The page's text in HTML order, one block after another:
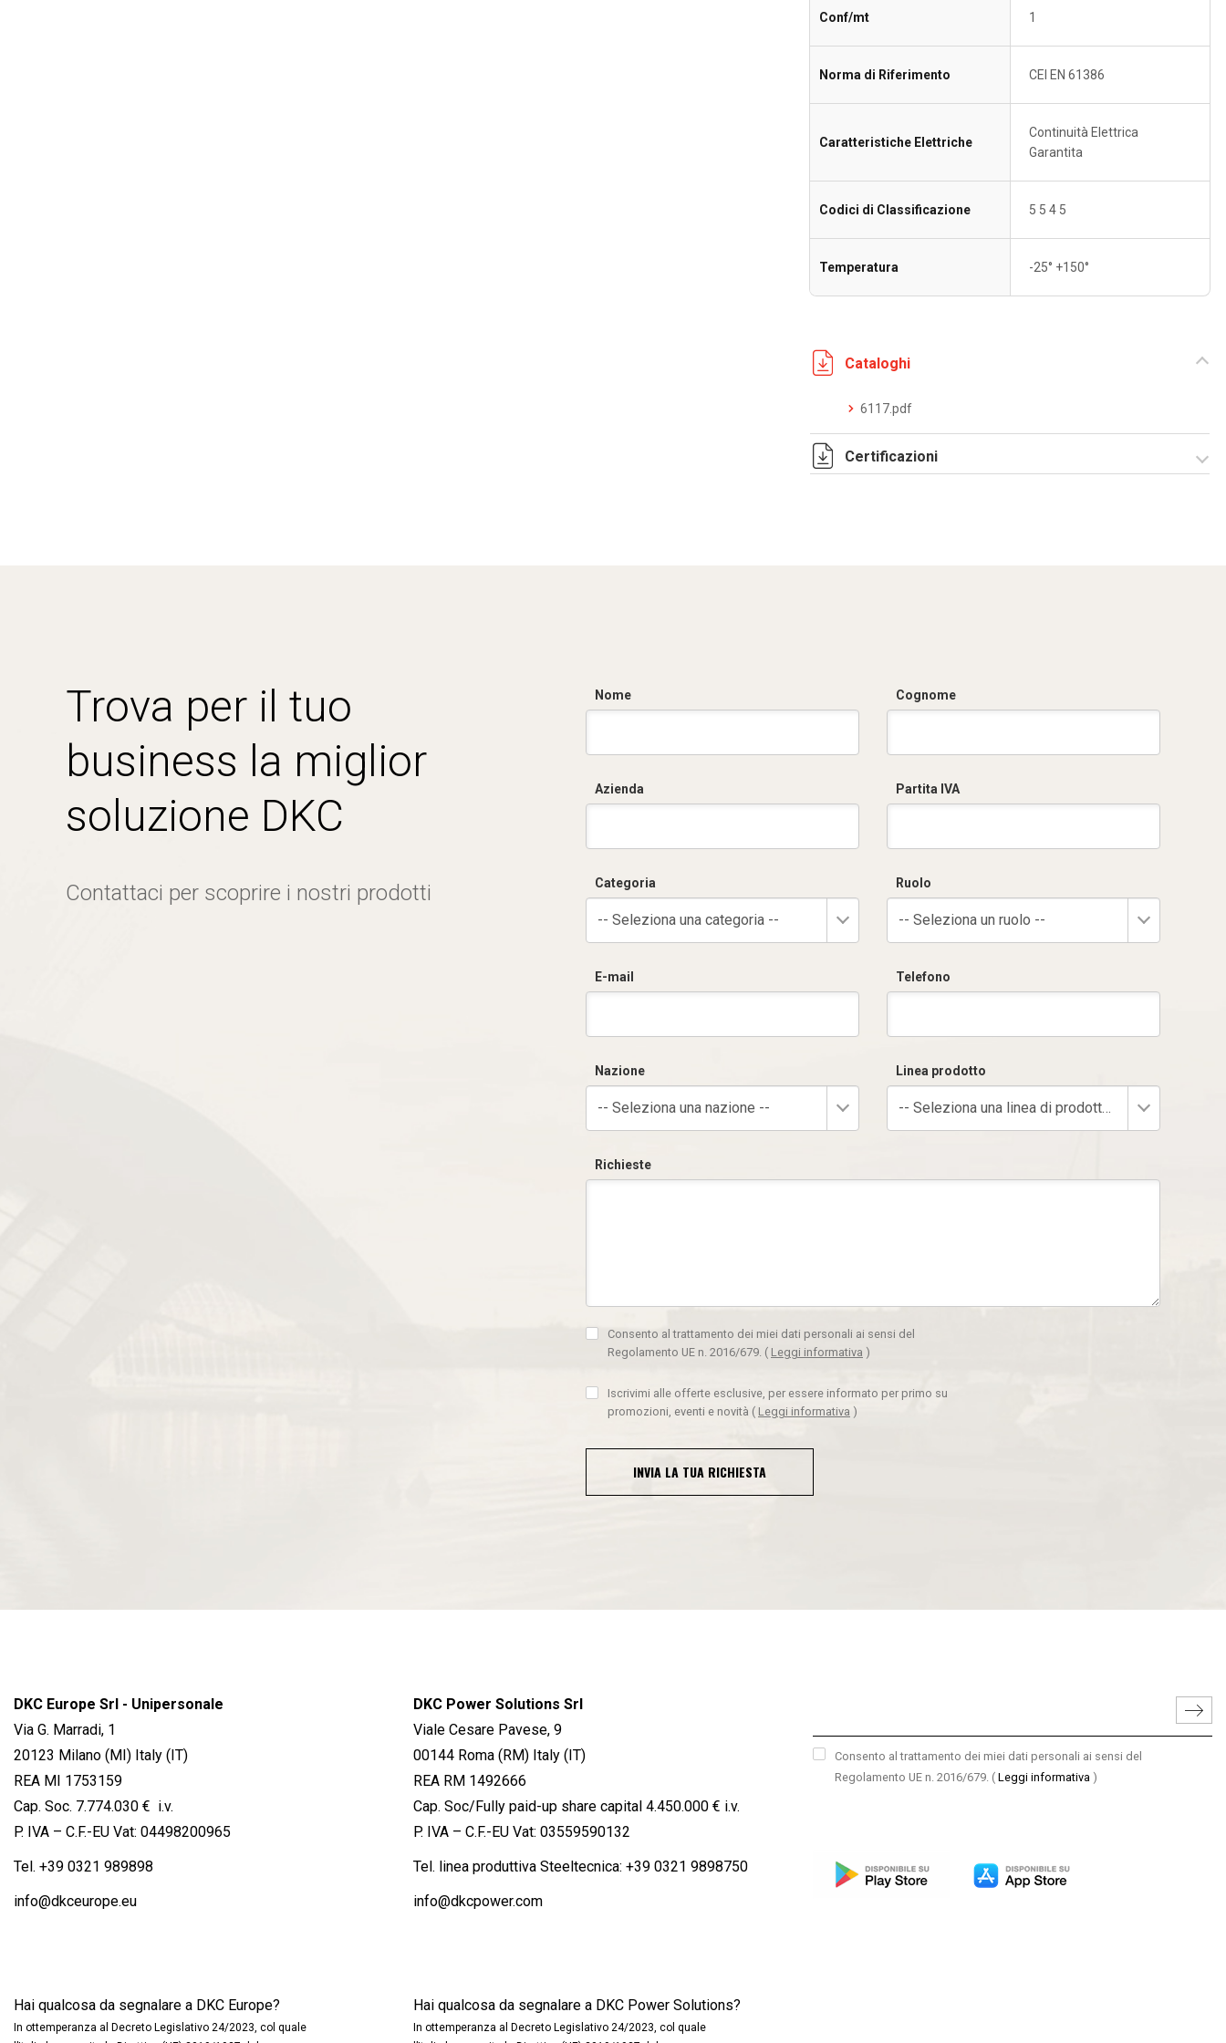
Conf/mt 1
Norma di Riferimento CEI EN 61386
Caratteristiche Elettriche
Continuità Elettrica
Garantita
Codici di Classificazione 5 5 4 5
Temperatura -25° +150°
Cataloghi
6117.pdf
Certificazioni
Trova per il tuo
business la miglior
soluzione DKC
Contattaci per scoprire i nostri prodotti
Nome Cognome
Azienda Partita IVA
Categoria
-- Seleziona una categoria --
Ruolo
-- Seleziona un ruolo --
E-mail Telefono
Nazione
-- Seleziona una nazione --
Linea prodotto
-- Seleziona una linea di prodotto --
Richieste
Consento al trattamento dei miei dati personali ai sensi del
Regolamento UE n. 2016/679. ( Leggi informativa )
Iscrivimi alle offerte esclusive, per essere informato per primo su
promozioni, eventi e novità ( Leggi informativa )
INVIA LA TUA RICHIESTA
DKC Europe Srl - Unipersonale
Via G. Marradi, 1
20123 Milano (MI) Italy (IT)
REA MI 1753159
Cap. Soc. 7.774.030 € i.v.
P. IVA – C.F.-EU Vat: 04498200965
Tel. +39 0321 989898
info@dkceurope.eu
Hai qualcosa da segnalare a DKC Europe?
In ottemperanza al Decreto Legislativo 24/2023, col quale
DKC Power Solutions Srl
Viale Cesare Pavese, 9
00144 Roma (RM) Italy (IT)
REA RM 1492666
Cap. Soc/Fully paid-up share capital 4.450.000 € i.v.
P. IVA – C.F.-EU Vat: 03559590132
Tel. linea produttiva Steeltecnica: +39 0321 9898750
info@dkcpower.com
Hai qualcosa da segnalare a DKC Power Solutions?
In ottemperanza al Decreto Legislativo 24/2023, col quale
Consento al trattamento dei miei dati personali ai sensi del
Regolamento UE n. 2016/679. ( Leggi informativa )